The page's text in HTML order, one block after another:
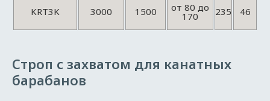
KRT3K 3000 1500 от 80 до
170 235 46
Строп с захватом для канатных
барабанов